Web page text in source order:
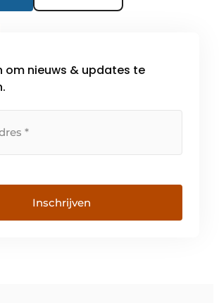
om nieuws & updates te
Inschrijven